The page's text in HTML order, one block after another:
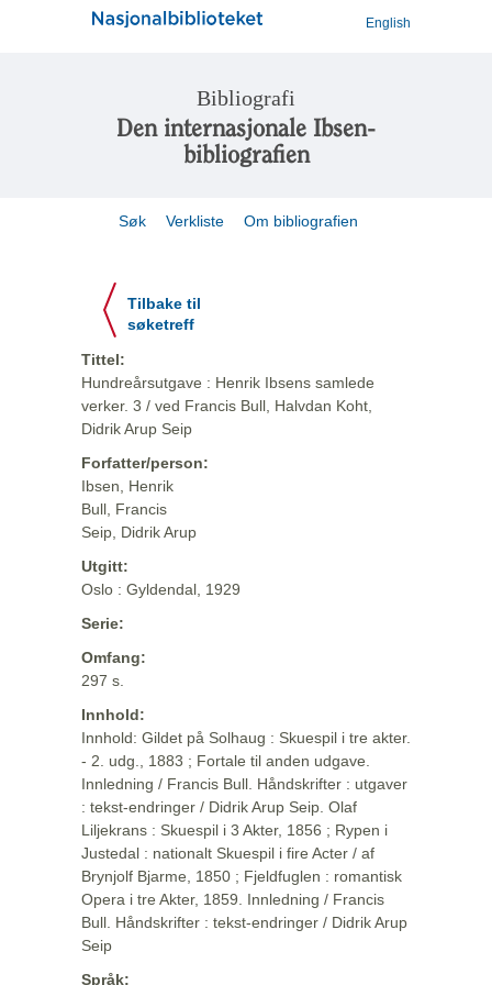
English
Bibliografi
Den internasjonale Ibsen-
bibliografien
Søk Verkliste Om bibliografien
Tilbake til
søketreff
Tittel:
Hundreårsutgave : Henrik Ibsens samlede
verker. 3 / ved Francis Bull, Halvdan Koht,
Didrik Arup Seip
Forfatter/person:
Ibsen, Henrik
Bull, Francis
Seip, Didrik Arup
Utgitt:
Oslo : Gyldendal, 1929
Serie:
Omfang:
297 s.
Innhold:
Innhold: Gildet på Solhaug : Skuespil i tre akter.
- 2. udg., 1883 ; Fortale til anden udgave.
Innledning / Francis Bull. Håndskrifter : utgaver
: tekst-endringer / Didrik Arup Seip. Olaf
Liljekrans : Skuespil i 3 Akter, 1856 ; Rypen i
Justedal : nationalt Skuespil i fire Acter / af
Brynjolf Bjarme, 1850 ; Fjeldfuglen : romantisk
Opera i tre Akter, 1859. Innledning / Francis
Bull. Håndskrifter : tekst-endringer / Didrik Arup
Seip
Språk: